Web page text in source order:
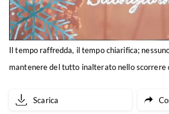
Il tempo raffredda, il tempo chiarifica;
mantenere del tutto inalterato nello scorrere
Scarica